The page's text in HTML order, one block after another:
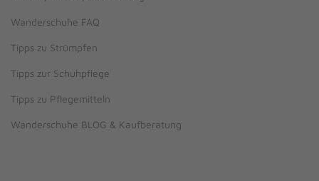
Wanderschuhe FAQ
Tipps zu Strümpfen
Tipps zur Schuhpflege
Tipps zu Pflegemitteln
Wanderschuhe BLOG & Kaufberatung